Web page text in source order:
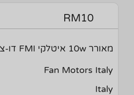
RM10
מאורר 10w איטלקי FMI דו-צדדי
Fan Motors Italy
Italy